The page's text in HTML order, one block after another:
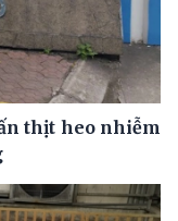
thịt heo nhiễm